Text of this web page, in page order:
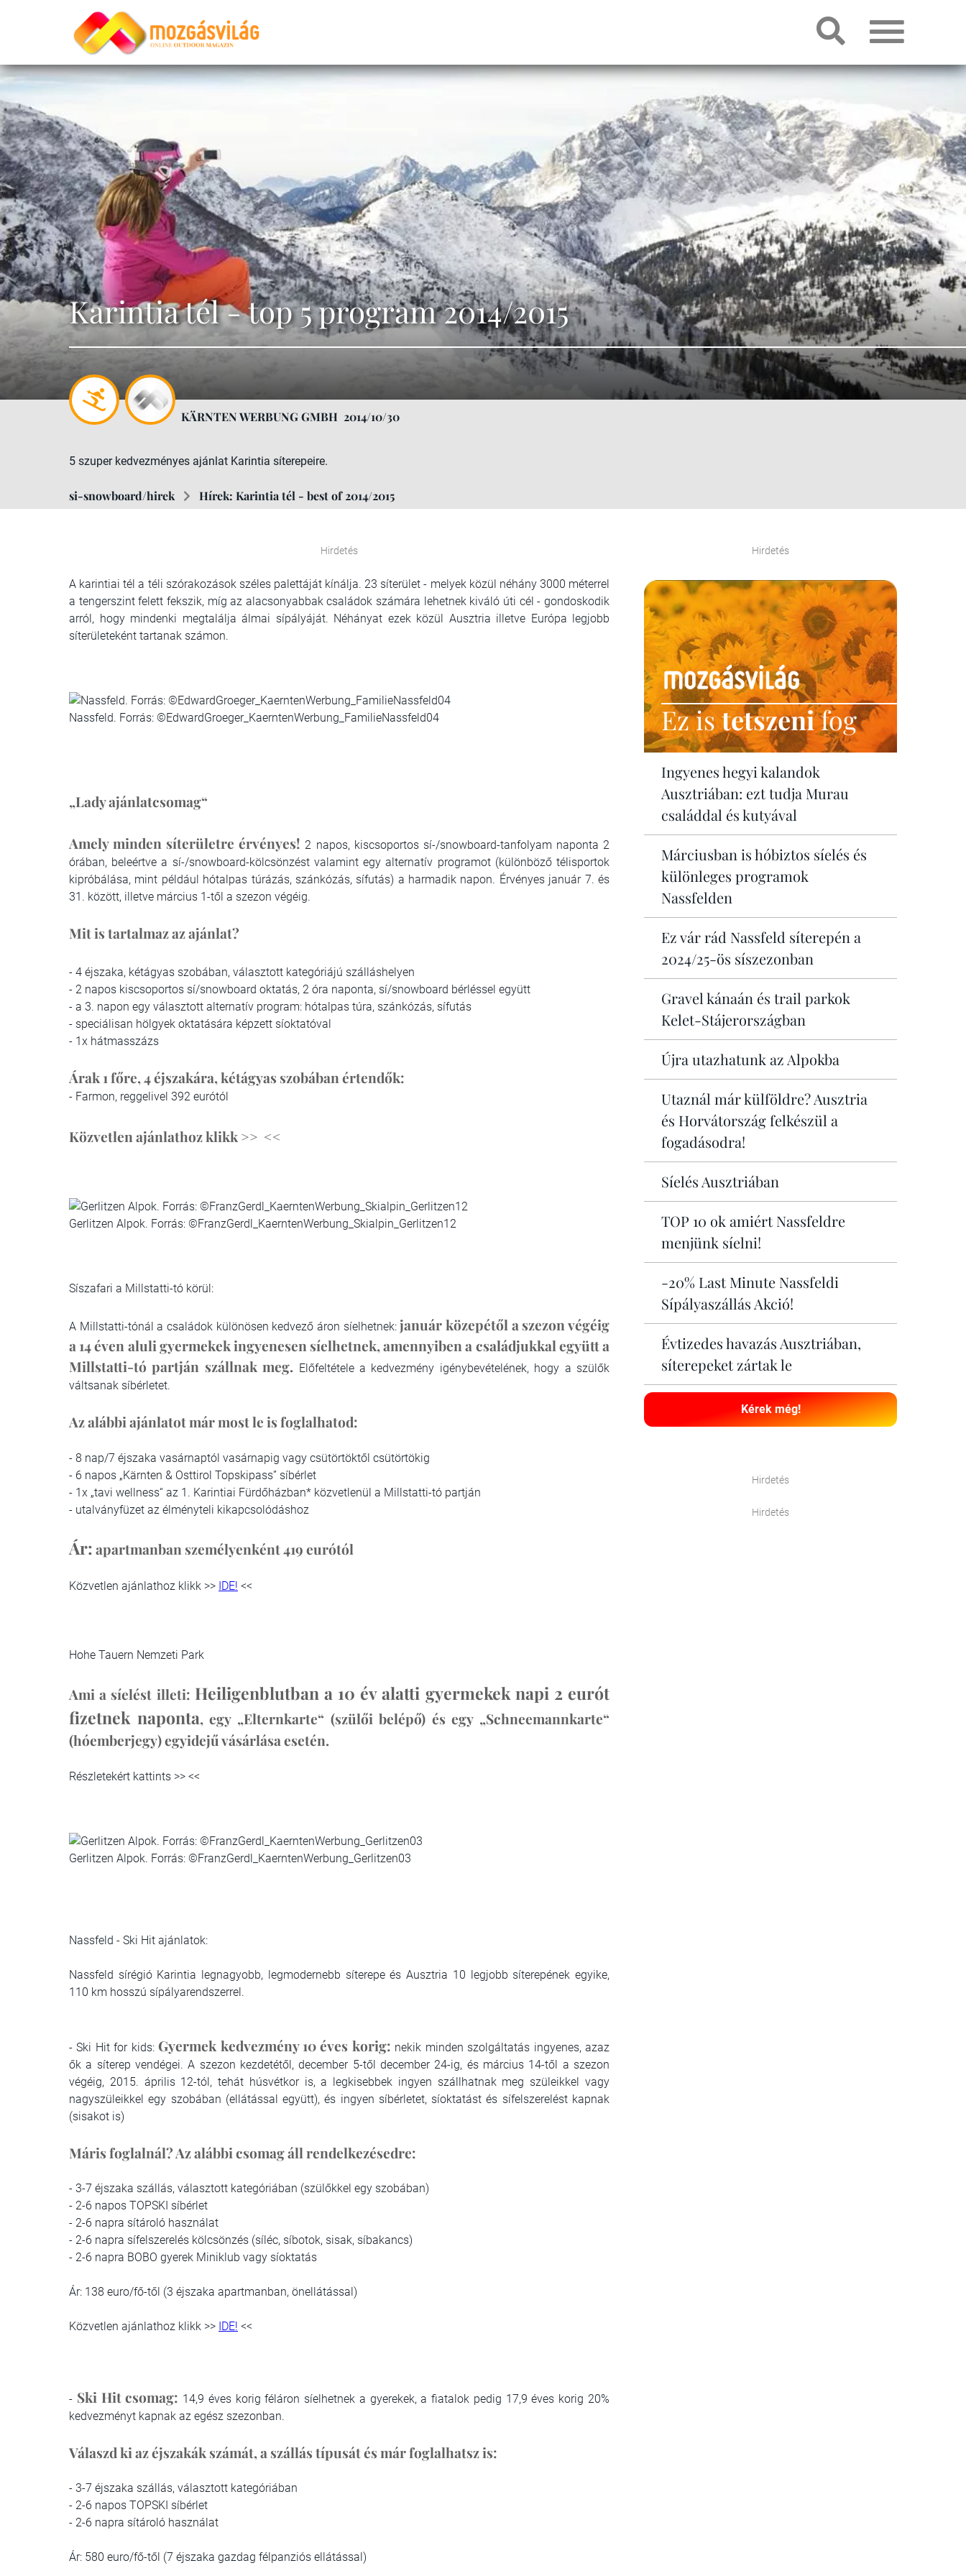
Karintia tél - top 5 program 2014/2015
KÄRNTEN WERBUNG GMBH 2014/10/30
5 szuper kedvezményes ajánlat Karintia síterepeire.
si-snowboard/hirek Hírek: Karintia tél - best of 2014/2015
Hirdetés
A karintiai tél a téli szórakozások széles palettáját kínálja. 23 síterület - melyek közül néhány 3000 méterrel
a tengerszint felett fekszik, míg az alacsonyabbak családok számára lehetnek kiváló úti cél - gondoskodik
arról, hogy mindenki megtalálja álmai sípályáját. Néhányat ezek közül Ausztria illetve Európa legjobb
síterületeként tartanak számon.
Nassfeld. Forrás: ©EdwardGroeger_KaerntenWerbung_FamilieNassfeld04
„Lady ajánlatcsomag“
Amely minden síterületre érvényes! 2 napos, kiscsoportos sí-/snowboard-tanfolyam naponta 2
órában, beleértve a sí-/snowboard-kölcsönzést valamint egy alternatív programot (különböző télisportok
kipróbálása, mint például hótalpas túrázás, szánkózás, sífutás) a harmadik napon. Érvényes január 7. és
31. között, illetve március 1-től a szezon végéig.
Mit is tartalmaz az ajánlat?
- 4 éjszaka, kétágyas szobában, választott kategóriájú szálláshelyen
- 2 napos kiscsoportos sí/snowboard oktatás, 2 óra naponta, sí/snowboard bérléssel együtt
- a 3. napon egy választott alternatív program: hótalpas túra, szánkózás, sífutás
- speciálisan hölgyek oktatására képzett síoktatóval
- 1x hátmasszázs
Árak1 főre, 4 éjszakára, kétágyas szobában értendők:
- Farmon, reggelivel 392 eurótól
Közvetlen ajánlathoz klikk >> <<
Gerlitzen Alpok. Forrás: ©FranzGerdl_KaerntenWerbung_Skialpin_Gerlitzen12
Síszafari a Millstatti-tó körül:
A Millstatti-tónál a családok különösen kedvező áron síelhetnek:január közepétől a szezon végéig
a 14 éven aluli gyermekek ingyenesen síelhetnek, amennyiben a családjukkal együtt a
Millstatti-tó partján szállnak meg. Előfeltétele a kedvezmény igénybevételének, hogy a szülők
váltsanak síbérletet.
Az alábbi ajánlatot már most le is foglalhatod:
- 8 nap/7 éjszaka vasárnaptól vasárnapig vagy csütörtöktől csütörtökig
- 6 napos „Kärnten & Osttirol Topskipass” síbérlet
- 1x „tavi wellness“ az 1. Karintiai Fürdőházban* közvetlenül a Millstatti-tó partján
- utal ványfüzet az élményteli kikapcsolódáshoz
Ár:apartmanban személyenként419 eurótól
Közvetlen ajánlathoz klikk >> IDE! <<
Hohe Tauern Nemzeti Park
Ami a síelést illeti: Heiligenblutban a 10 év alatti gyermekek napi 2 eurót
fizetnek naponta, egy „Elternkarte“ (szülői belépő) és egy „Schneemannkarte“
(hóemberjegy) egyidejű vásárlása esetén.
Részletekért kattints >> <<
Gerlitzen Alpok. Forrás: ©FranzGerdl_KaerntenWerbung_Gerlitzen03
Nassfeld - Ski Hit ajánlatok:
Nassfeld sírégió Karintia legnagyobb, legmodernebb síterepe és Ausztria 10 legjobb síterepének egyike,
110 km hosszú sípályarendszerrel.
-Ski Hit for kids: Gyermek kedvezmény 10 éves korig: nekik minden szolgáltatás ingyenes, azaz
ők a síterep vendégei. A szezon kezdetétől, december 5-től december 24-ig, és március 14-től a szezon
végéig, 2015. április 12-tól, tehát húsvétkor is, a legkisebbek ingyen szállhatnak meg szüleikkel vagy
nagyszüleikkel egy szobában (ellátással együtt), és ingyen síbérletet, síoktatást és sífelszerelést kapnak
(sisakot is)
Máris foglalnál? Az alábbi csomag áll rendelkezésedre:
- 3-7 éjszaka szállás, választott kategóriában (szülőkkel egy szobában)
- 2-6 napos TOPSKI síbérlet
- 2-6 napra sítároló használat
- 2-6 napra sífelszerelés kölcsönzés (síléc, síbotok, sisak, síbakancs)
- 2-6 napra BOBO gyerek Miniklub vagy síoktatás
Ár: 138 euro/fő-től (3 éjszaka apartmanban, önellátással)
Közvetlen ajánlathoz klikk >> IDE! <<
- Ski Hitcsomag: 14,9 éves korig féláron síelhetnek a gyerekek, a fiatalok pedig 17,9 éves korig 20%
kedvezményt kapnak az egész szezonban.
Válaszd ki az éjszakák számát, a szállás típusát és már foglalhatsz is:
- 3-7 éjszaka szállás, választott kategóriában
- 2-6 napos TOPSKI síbérlet
- 2-6 napra sítároló használat
Ár: 580 euro/fő-től (7 éjszaka gazdag félpanziós ellátással)
Hirdetés
Ez istetszenifog
Ingyenes hegyi kalandok
Ausztriában: ezt tudja Murau
családdal és kutyával
Márciusban is hóbiztos síelés és
különleges programok
Nassfelden
Ez vár rád Nassfeld síterepén a
2024/25-ös síszezonban
Gravel kánaán és trail parkok
Kelet-Stájerországban
Újra utazhatunk az Alpokba
Utaznál már külföldre? Ausztria
és Horvátország felkészül a
fogadásodra!
Síelés Ausztriában
TOP 10 ok amiért Nassfeldre
menjünk síelni!
-20% Last Minute Nassfeldi
Sípályaszállás Akció!
Évtizedes havazás Ausztriában,
síterepeket zártak le
Kérek még!
Hirdetés
Hirdetés